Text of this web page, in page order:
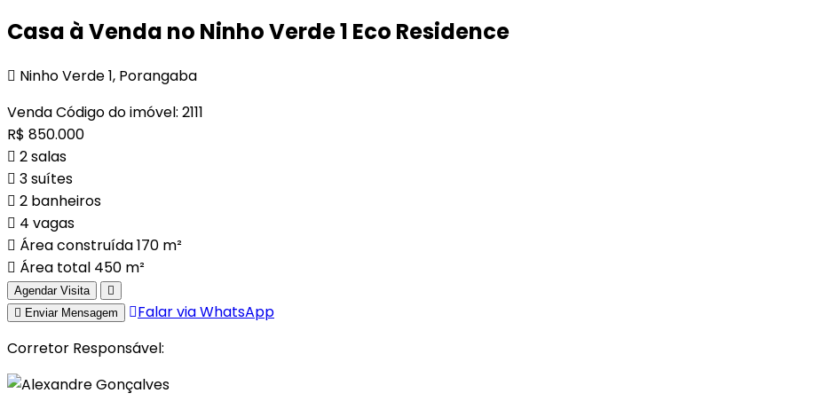
Casa à Venda no Ninho Verde 1 Eco Residence
Ninho Verde 1, Porangaba
VendaCódigo do imóvel: 2111
R$ 850.000
2 salas
3 suítes
2 banheiros
4 vagas
Área construída 170 m²
Área total 450 m²
Agendar Visita
Enviar Mensagem
Falar via WhatsApp
Corretor Responsável: